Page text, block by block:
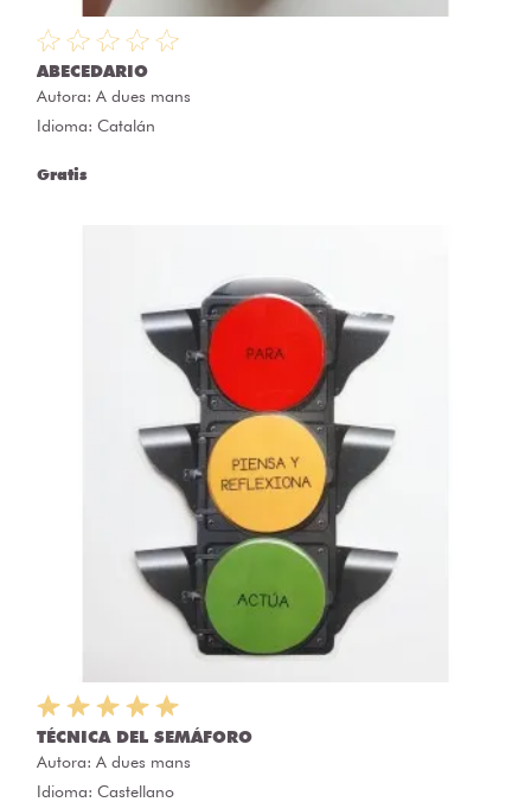
ABECEDARIO
Autora: A dues mans
Idioma: Catalán
Gratis
TÉCNICA DEL SEMÁFORO
Autora: A dues mans
Idioma: Castellano